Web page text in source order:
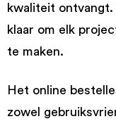
kwaliteit
klaar om elk
te maken.
Het online
zowel